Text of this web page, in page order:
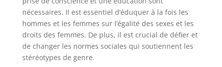
nécessaires. Il est essentiel d’éduquer à la fois les
hommes et les femmes sur l’égalité des sexes et les
droits des femmes. De plus, il est crucial de défier et
de changer les normes sociales qui soutiennent les
stéréotypes de genre.